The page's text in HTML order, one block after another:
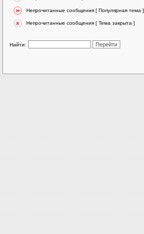
Непрочитанные сообщения [ Популярная тема ]
Непрочитанные сообщения [ Тема закрыта ]
Найти: